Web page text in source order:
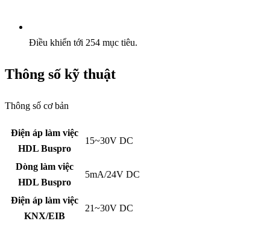
Điều khiển tới 254 mục tiêu.
Thông số kỹ thuật
Thông số cơ bản
Điện áp làm việc
HDL Buspro
15~30V DC
Dòng làm việc
HDL Buspro
5mA/24V DC
Điện áp làm việc
KNX/EIB
21~30V DC